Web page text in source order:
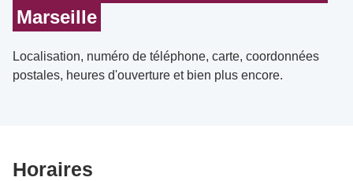
Marseille
Localisation, numéro de téléphone, carte, coordonnées
postales, heures d'ouverture et bien plus encore.
Horaires